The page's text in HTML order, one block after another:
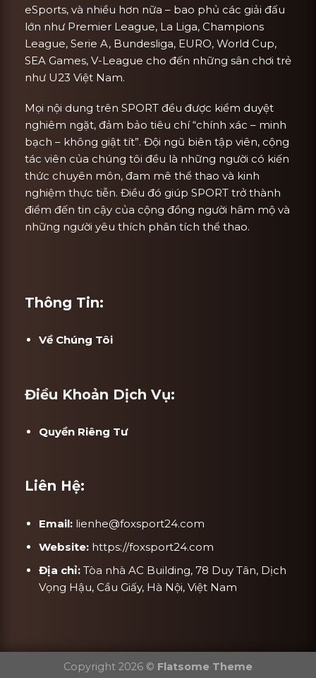
eSports, và nhiều hơn nữa – bao phủ các giải đấu
lớn như Premier League, La Liga, Champions
League, Serie A, Bundesliga, EURO, World Cup,
SEA Games, V-League cho đến những sân chơi trẻ
như U23 Việt Nam.
Mọi nội dung trên SPORT đều được kiểm duyệt
nghiêm ngặt, đảm bảo tiêu chí “chính xác – minh
bạch – không giật tít”. Đội ngũ biên tập viên, cộng
tác viên của chúng tôi đều là những người có kiến
thức chuyên môn, đam mê thể thao và kinh
nghiệm thực tiễn. Điều đó giúp SPORT trở thành
điểm đến tin cậy của cộng đồng người hâm mộ và
những người yêu thích phân tích thể thao.
Thông Tin:
Về Chúng Tôi
Điều Khoản Dịch Vụ:
Quyền Riêng Tư
Liên Hệ:
Email: lienhe@foxsport24.com
Website: https://foxsport24.com
Địa chỉ: Tòa nhà AC Building, 78 Duy Tân, Dịch
Vọng Hậu, Cầu Giấy, Hà Nội, Việt Nam
Copyright 2026 © Flatsome Theme